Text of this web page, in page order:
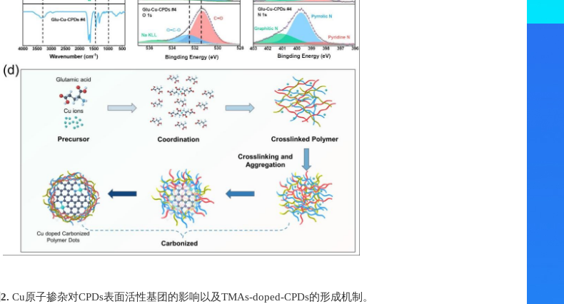
2. Cu原子掺杂对CPDs表面活性基团的影响以及TMAs-doped-CPDs的形成机制 。